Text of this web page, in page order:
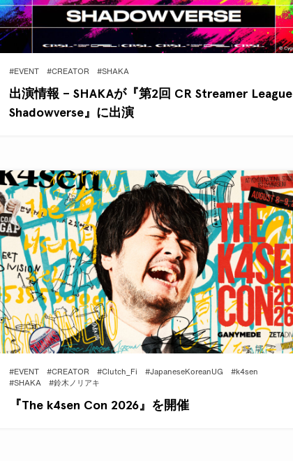
#EVENT #CREATOR #SHAKA
出演情報 – SHAKAが『第2回 CR Streamer League
Shadowverse』に出演
#EVENT #CREATOR #Clutch_Fi #JapaneseKoreanUG
#k4sen
#SHAKA
#鈴木ノリアキ
『The k4sen Con 2026』を開催